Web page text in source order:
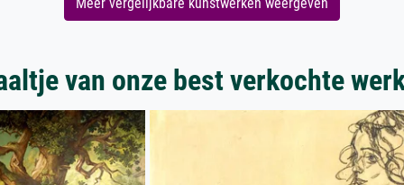
van onze best verkochte